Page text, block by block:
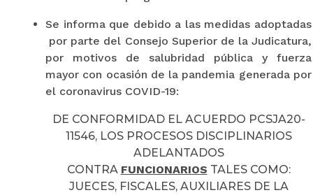
Se informa que debido a las medidas adoptadas
por parte del Consejo Superior de la Judicatura,
por motivos de salubridad pública y fuerza
mayor con ocasión de la pandemia generada por
el coronavirus COVID-19:
DE CONFORMIDAD EL ACUERDO PCSJA20-
11546, LOS PROCESOS DISCIPLINARIOS
ADELANTADOS
CONTRA FUNCIONARIOS TALES COMO:
JUECES, FISCALES, AUXILIARES DE LA